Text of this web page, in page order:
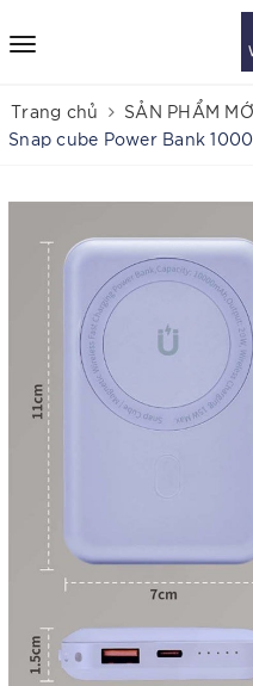
Trang chủ SẢN PHẨM
Snap cube Power Bank